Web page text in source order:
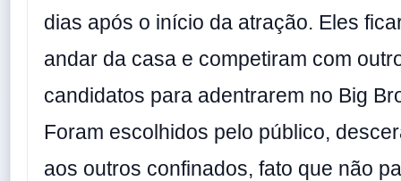
dias após o início da atração. Eles
andar da casa e competiram com
candidatos para adentrarem no Big
Foram escolhidos pelo público,
aos outros confinados, fato que não